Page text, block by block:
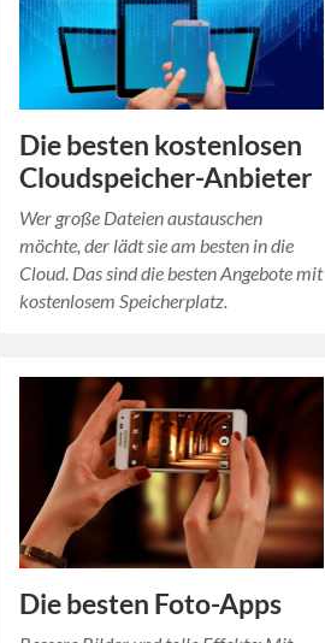
Die besten kostenlosen
Cloudspeicher-Anbieter
Wer große Dateien austauschen
möchte, der lädt sie am besten in die
Cloud. Das sind die besten Angebote mit
kostenlosem Speicherplatz.
Die besten Foto-Apps